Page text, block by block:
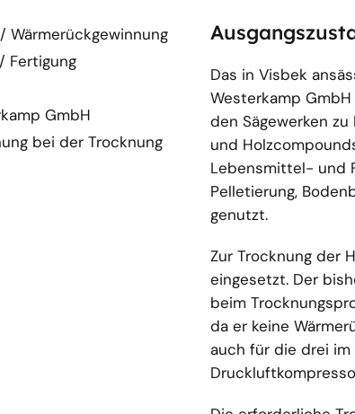
Wärmerückgewinnung
Fertigung
GmbH
bei der Trocknung
Das in Visbek
Westerkamp
den Sägewerken zu
und
Lebensmittel- und
Pelletierung,
genutzt.
Zur Trocknung der
eingesetzt. Der
beim
da er keine
auch für die drei